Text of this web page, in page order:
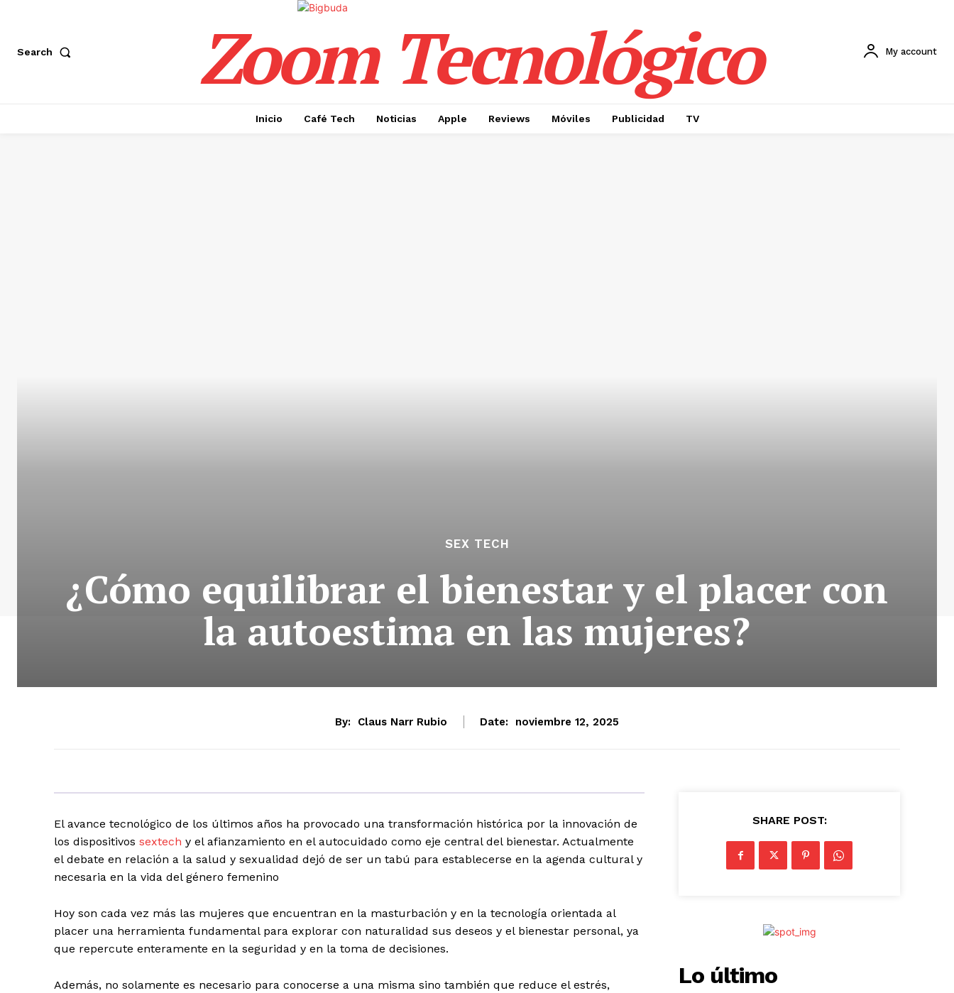
Search Zoom Tecnológico My account
Inicio Café Tech Noticias Apple Reviews Móviles Publicidad TV
SEX TECH
¿Cómo equilibrar el bienestar y el placer con
la autoestima en las mujeres?
By: Claus Narr Rubio Date: noviembre 12, 2025
El avance tecnológico de los últimos años ha provocado una transformación histórica por la innovación de
los dispositivos sextech y el afianzamiento en el autocuidado como eje central del bienestar. Actualmente
el debate en relación a la salud y sexualidad dejó de ser un tabú para establecerse en la agenda cultural y
necesaria en la vida del género femenino
Hoy son cada vez más las mujeres que encuentran en la masturbación y en la tecnología orientada al
placer una herramienta fundamental para explorar con naturalidad sus deseos y el bienestar personal, ya
que repercute enteramente en la seguridad y en la toma de decisiones.
Además, no solamente es necesario para conocerse a una misma sino también que reduce el estrés,
SHARE POST:
Lo último